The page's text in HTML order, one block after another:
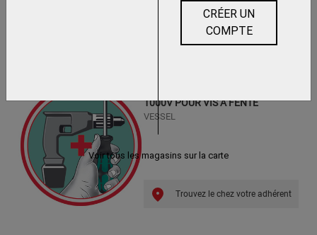
1000V POUR VIS A FENTE
VESSEL
Trouvez le chez votre adhérent
CRÉER UN
COMPTE
Voir tous les magasins sur la carte